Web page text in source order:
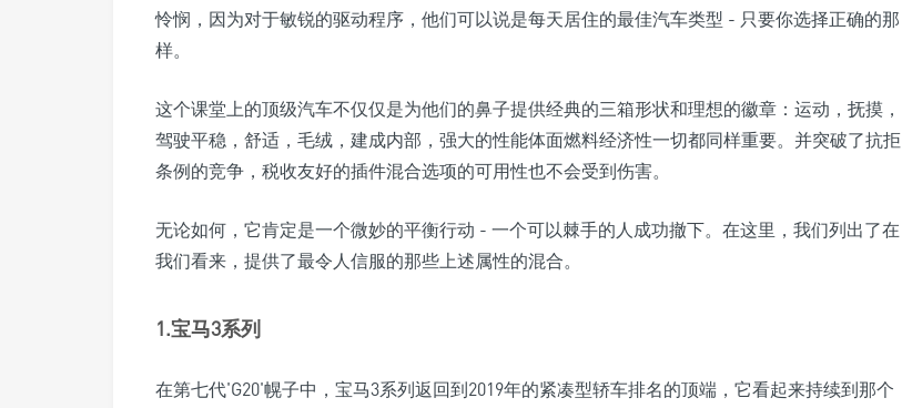
怜悯，因为对于敏锐的驱动程序，他们可以说是每天居住的最佳汽车类型 - 只要你选择正确的那
样。
这个课堂上的顶级汽车不仅仅是为他们的鼻子提供经典的三箱形状和理想的徽章：运动，抚摸，
驾驶平稳，舒适，毛绒，建成内部，强大的性能体面燃料经济性一切都同样重要。并突破了抗拒
条例的竞争，税收友好的插件混合选项的可用性也不会受到伤害。
无论如何，它肯定是一个微妙的平衡行动 - 一个可以棘手的人成功撤下。在这里，我们列出了在
我们看来，提供了最令人信服的那些上述属性的混合。
1.宝马3系列
在第七代'G20'幌子中，宝马3系列返回到2019年的紧凑型轿车排名的顶端，它看起来持续到那个